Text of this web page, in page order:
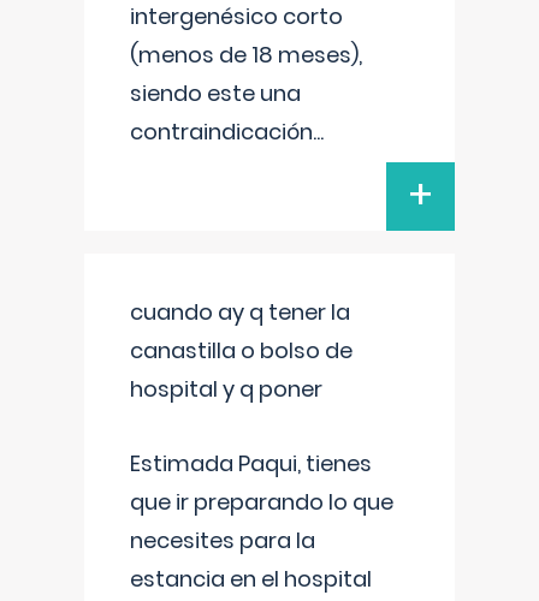
intergenésico corto
(menos de 18 meses),
siendo este una
contraindicación...
+
cuando ay q tener la
canastilla o bolso de
hospital y q poner
Estimada Paqui, tienes
que ir preparando lo que
necesites para la
estancia en el hospital